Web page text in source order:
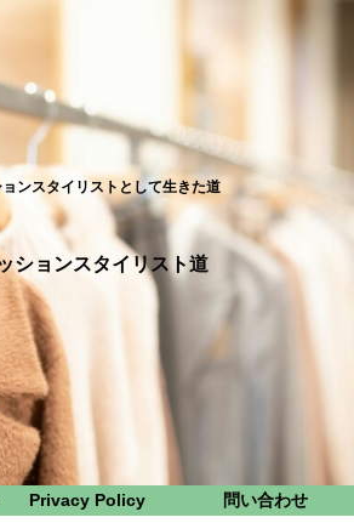
ンスタイリストとして生きた道
ションスタイリスト道
Privacy Policy 問い合わせ